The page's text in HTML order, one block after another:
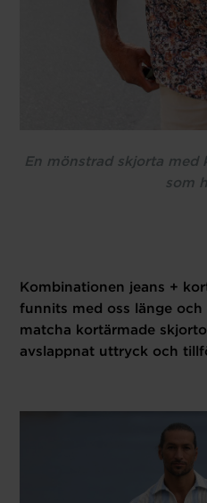
En mönstrad skjorta med
som
Kombinationen jeans +
funnits med oss länge
matcha kortärmade
avslappnat uttryck och